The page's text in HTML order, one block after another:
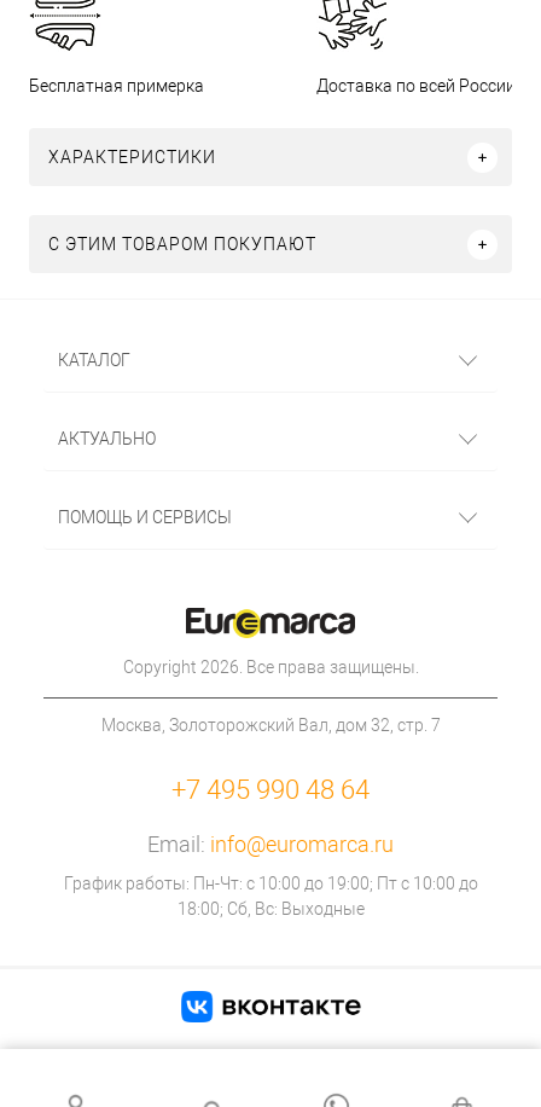
Бесплатная примерка Доставка по всей России
ХАРАКТЕРИСТИКИ
С ЭТИМ ТОВАРОМ ПОКУПАЮТ
КАТАЛОГ
АКТУАЛЬНО
ПОМОЩЬ И СЕРВИСЫ
Copyright 2026. Все права защищены.
Москва, Золоторожский Вал, дом 32, стр. 7
+7 495 990 48 64
Email: info@euromarca.ru
График работы: Пн-Чт: с 10:00 до 19:00; Пт с 10:00 до
18:00; Сб, Вс: Выходные